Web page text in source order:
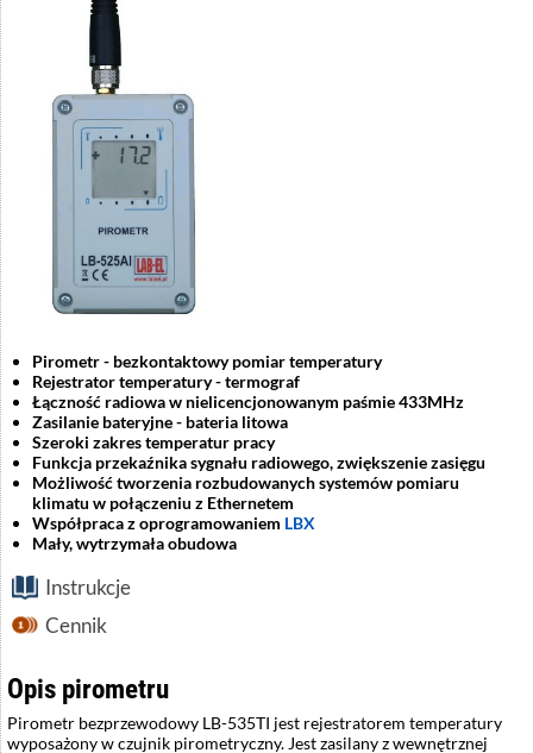
Pirometr - bezkontaktowy pomiar temperatury
Rejestrator temperatury - termograf
Łączność radiowa w nielicencjonowanym paśmie 433MHz
Zasilanie bateryjne - bateria litowa
Szeroki zakres temperatur pracy
Funkcja przekaźnika sygnału radiowego, zwiększenie zasięgu
Możliwość tworzenia rozbudowanych systemów pomiaru
klimatu w połączeniu z Ethernetem
Współpraca z oprogramowaniem LBX
Mały, wytrzymała obudowa
Instrukcje
Cennik
Opis pirometru
Pirometr bezprzewodowy LB-535TI jest rejestratorem temperatury
wyposażony w czujnik pirometryczny. Jest zasilany z wewnętrznej